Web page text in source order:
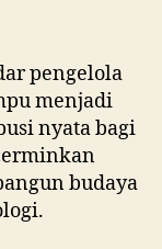
pengelola
menjadi
nyata bagi
budaya